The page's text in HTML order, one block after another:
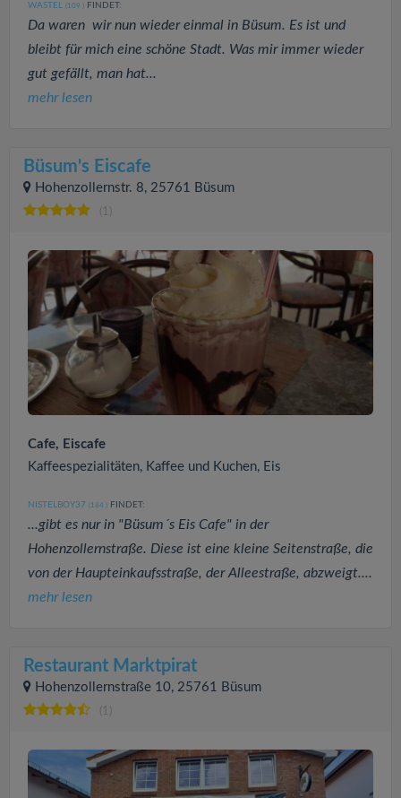
WASTEL (109 ) FINDET:
Da waren wir nun wieder einmal in Büsum. Es ist und
bleibt für mich eine schöne Stadt. Was mir immer wieder
gut gefällt, man hat...
mehr lesen
Büsum's Eiscafe
Hohenzollernstr. 8, 25761 Büsum
(1)
Cafe, Eiscafe
Kaffeespezialitäten, Kaffee und Kuchen, Eis
NISTELBOY37 (184 ) FINDET:
...gibt es nur in "Büsum´s Eis Cafe" in der
Hohenzollernstraße. Diese ist eine kleine Seitenstraße, die
von der Haupteinkaufsstraße, der Alleestraße, abzweigt....
mehr lesen
Restaurant Marktpirat
Hohenzollernstraße 10, 25761 Büsum
(1)